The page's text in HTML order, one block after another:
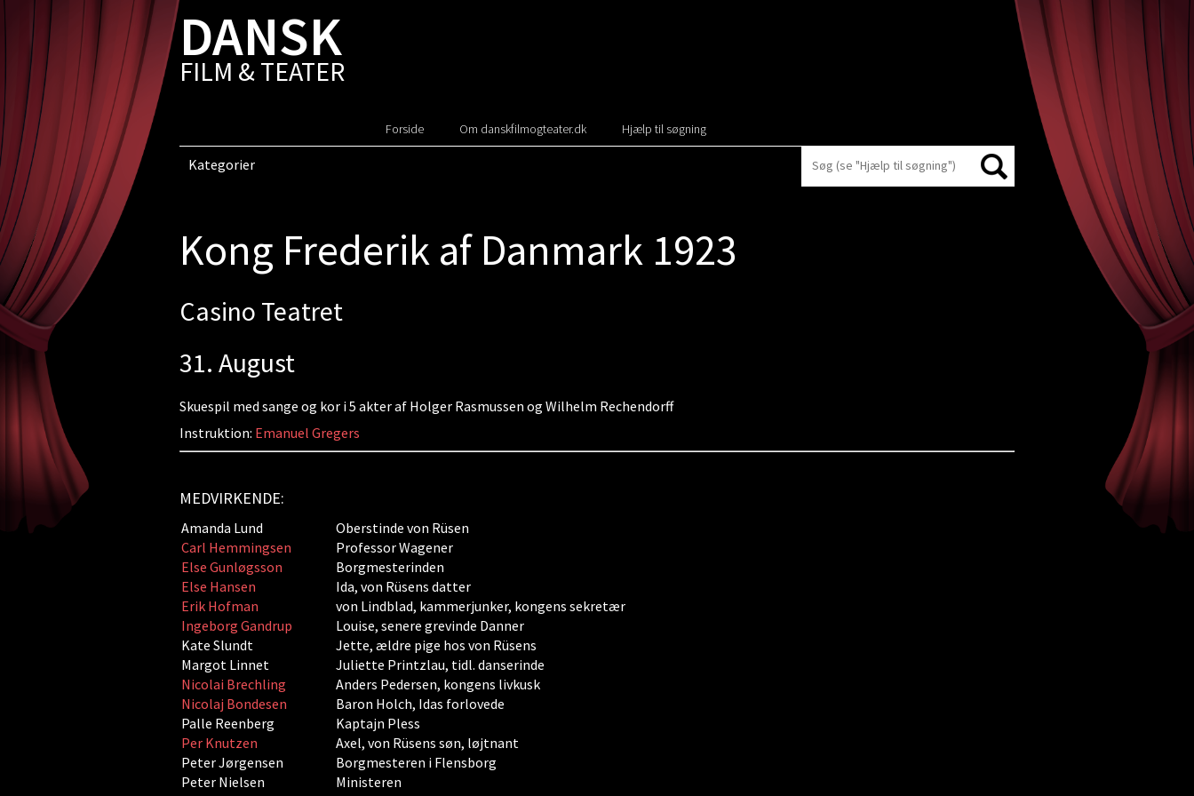
DANSK
FILM & TEATER
Forside Om danskfilmogteater.dk Hjælp til søgning
Kategorier
Kong Frederik af Danmark 1923
Casino Teatret
31. August
Skuespil med sange og kor i 5 akter af Holger Rasmussen og Wilhelm Rechendorff
Instruktion: Emanuel Gregers
MEDVIRKENDE:
Amanda Lund
Oberstinde von Rüsen
Carl Hemmingsen
Professor Wagener
Else Gunløgsson
Borgmesterinden
Else Hansen
Ida, von Rüsens datter
Erik Hofman
von Lindblad, kammerjunker, kongens sekretær
Ingeborg Gandrup
Louise, senere grevinde Danner
Kate Slundt
Jette, ældre pige hos von Rüsens
Margot Linnet
Juliette Printzlau, tidl. danserinde
Nicolai Brechling
Anders Pedersen, kongens livkusk
Nicolaj Bondesen
Baron Holch, Idas forlovede
Palle Reenberg
Kaptajn Pless
Per Knutzen
Axel, von Rüsens søn, løjtnant
Peter Jørgensen
Borgmesteren i Flensborg
Peter Nielsen
Ministeren